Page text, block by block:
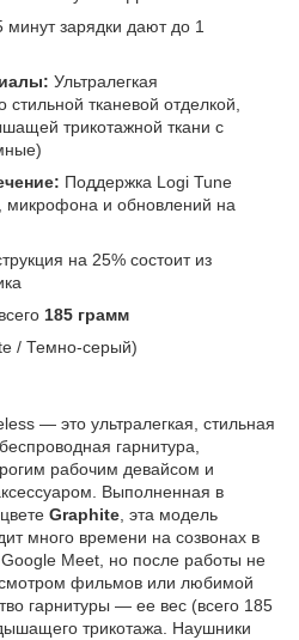
минут зарядки дают до 1
Ультралегкая
стильной тканевой отделкой,
трикотажной ткани с
Поддержка Logi Tune
микрофона и обновлений на
на 25% состоит из
185 грамм
/ Темно-серый)
— это ультралегкая, стильная
гарнитура,
рабочим девайсом и
Выполненная в
Graphite , эта модель
много времени на созвонах в
Meet, но после работы не
фильмов или любимой
гарнитуры — ее вес (всего 185
трикотажа. Наушники